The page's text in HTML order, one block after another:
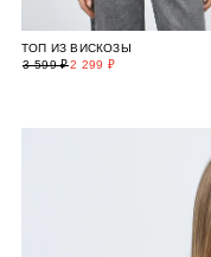
ТОП ИЗ ВИСКОЗЫ
2 299 ₽
3 599 ₽